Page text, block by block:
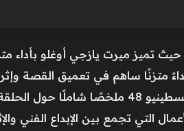
تميز ميرت يازجي أوغلو بأداء
متزنًا ساهم في تعميق القصة
تجمع بين الإبداع الفني